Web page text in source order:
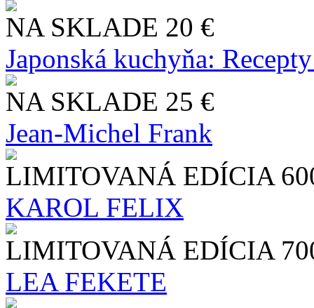
NA SKLADE 20 €
Japonská kuchyňa:
NA SKLADE 25 €
Jean-Michel Frank
LIMITOVANÁ EDÍCIA
KAROL FELIX
LIMITOVANÁ EDÍCIA
LEA FEKETE